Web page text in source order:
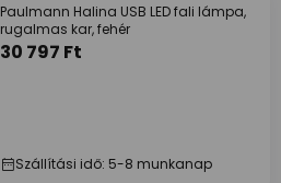
Paulmann Halina USB LED fali lámpa,
rugalmas kar, fehér
30 797 Ft
Szállítási idő: 5-8 munkanap